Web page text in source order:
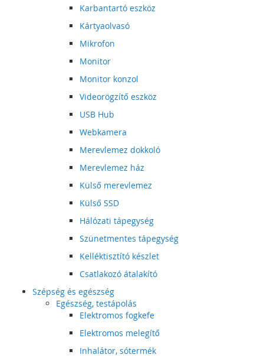
Karbantartó eszköz
Kártyaolvasó
Mikrofon
Monitor
Monitor konzol
Videorögzítő eszköz
USB Hub
Webkamera
Merevlemez dokkoló
Merevlemez ház
Külső merevlemez
Külső SSD
Hálózati tápegység
Szünetmentes tápegység
Kelléktisztító készlet
Csatlakozó átalakító
Szépség és egészség
Egészség, testápolás
Elektromos fogkefe
Elektromos melegítő
Inhalátor, sótermék